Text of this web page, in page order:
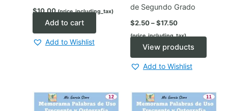
$10.00 (price_including_tax)
Add to cart
Add to Wishlist
de Segundo Grado
$2.50–$17.50Price
$2.50
through
(price_including_tax)
View products
Add to Wishlist